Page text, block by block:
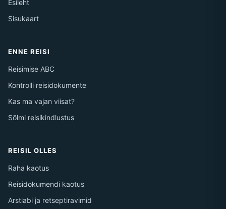
Esileht
Sisukaart
ENNE REISI
Reisimise ABC
Kontrolli reisidokumente
Kas ma vajan viisat?
Sõlmi reisikindlustus
REISIL OLLES
Raha kaotus
Reisidokumendi kaotus
Arstiabi ja retseptiravimid